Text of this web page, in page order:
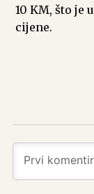
10 KM, što je
cijene.